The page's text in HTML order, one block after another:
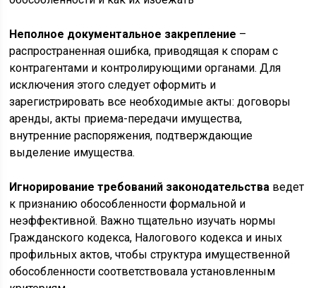
Неполное документальное закрепление –
распространенная ошибка, приводящая к спорам с
контрагентами и контролирующими органами. Для
исключения этого следует оформить и
зарегистрировать все необходимые акты: договоры
аренды, акты приема-передачи имущества,
внутренние распоряжения, подтверждающие
выделение имущества.
Игнорирование требований законодательства ведет
к признанию обособленности формальной и
неэффективной. Важно тщательно изучать нормы
Гражданского кодекса, Налогового кодекса и иных
профильных актов, чтобы структура имущественной
обособленности соответствовала установленным